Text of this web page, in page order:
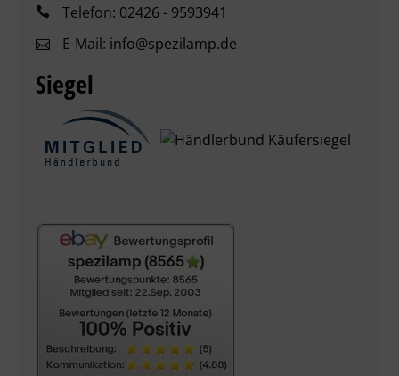
Telefon: 02426 - 9593941
E-Mail: info@spezilamp.de
Siegel